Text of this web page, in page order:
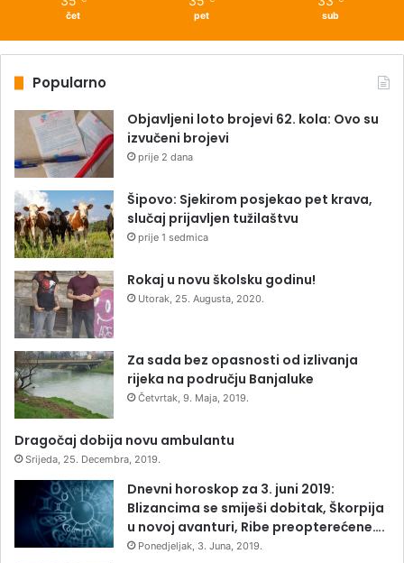
čet pet sub
Popularno
Objavljeni loto brojevi 62. kola: Ovo su
izvučeni brojevi
prije 2 dana
Šipovo: Sjekirom posjekao pet krava,
slučaj prijavljen tužilaštvu
prije 1 sedmica
Rokaj u novu školsku godinu!
Utorak, 25. Augusta, 2020.
Za sada bez opasnosti od izlivanja
rijeka na području Banjaluke
Četvrtak, 9. Maja, 2019.
Dragočaj dobija novu ambulantu
Srijeda, 25. Decembra, 2019.
Dnevni horoskop za 3. juni 2019:
Blizancima se smiješi dobitak, Škorpija
u novoj avanturi, Ribe preopterećene….
Ponedjeljak, 3. Juna, 2019.